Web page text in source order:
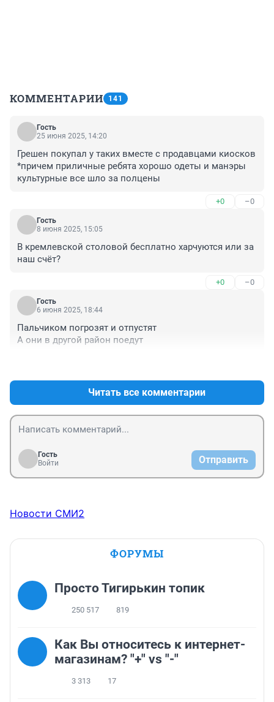
КОММЕНТАРИИ 141
Гость
25 июня 2025, 14:20
Грешен покупал у таких вместе с продавцами киосков
*причем приличные ребята хорошо одеты и манэры
культурные все шло за полцены
+0 –0
Гость
8 июня 2025, 15:05
В кремлевской столовой бесплатно харчуются или за
наш счёт?
+0 –0
Гость
6 июня 2025, 18:44
Пальчиком погрозят и отпустят
А они в другой район поедут
Читать все комментарии
Гость
Войти
Отправить
Новости СМИ2
ФОРУМЫ
Просто Тигирькин топик
250 517 819
Как Вы относитесь к интернет-
магазинам? "+" vs "-"
3 313 17